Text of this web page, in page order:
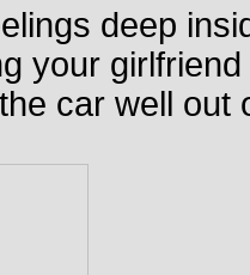
deep
your
car well out